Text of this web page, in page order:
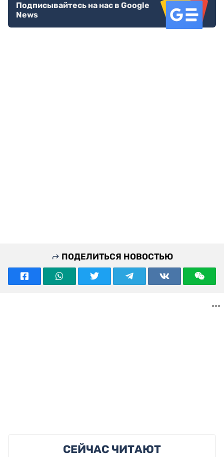
Подписывайтесь на нас в Google
News
ПОДЕЛИТЬСЯ НОВОСТЬЮ
СЕЙЧАС ЧИТАЮТ